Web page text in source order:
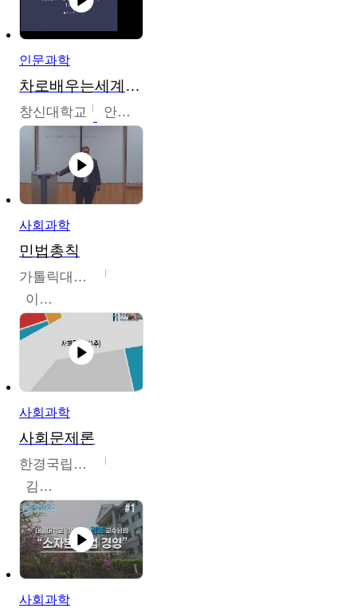
인문과학
차로배우는세계문화
창신대학교 안소영
사회과학
민법총칙
가톨릭대학교
이홍민
사회과학
사회문제론
한경국립대학교
김구민
사회과학